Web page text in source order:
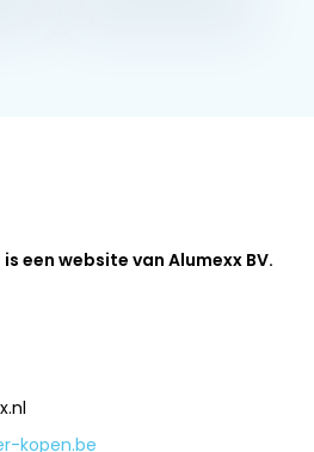
een website van Alumexx BV.
kopen.be